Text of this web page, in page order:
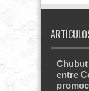
entre